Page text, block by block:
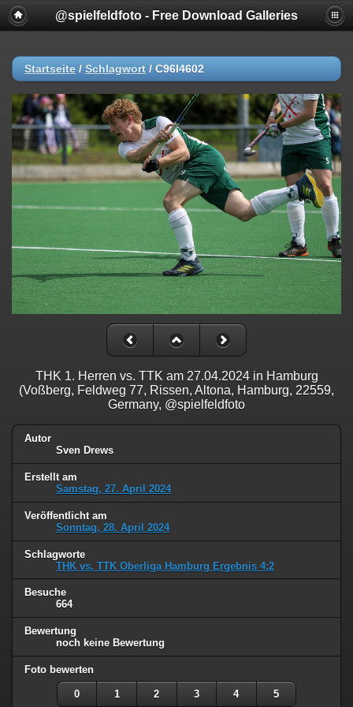
@spielfeldfoto - Free Download Galleries
Startseite / Schlagwort / C96I4602
THK 1. Herren vs. TTK am 27.04.2024 in Hamburg
(Voßberg, Feldweg 77, Rissen, Altona, Hamburg, 22559,
Germany, @spielfeldfoto
Autor
Sven Drews
Erstellt am
Samstag, 27. April 2024
Veröffentlicht am
Sonntag, 28. April 2024
Schlagworte
THK vs. TTK Oberliga Hamburg Ergebnis 4:2
Besuche
664
Bewertung
noch keine Bewertung
Foto bewerten
0 1 2 3 4 5